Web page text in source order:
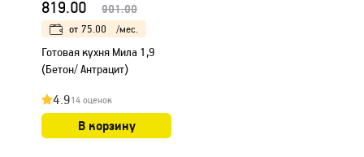
819.00 901.00
от 75.00 /мес.
Готовая кухня Мила 1,9
(Бетон/ Антрацит)
4.914 оценок
В корзину